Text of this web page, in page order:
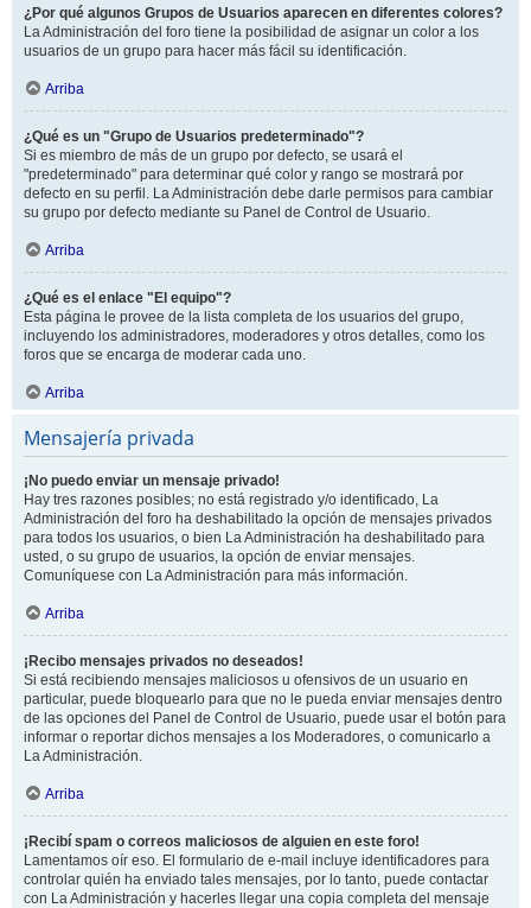
¿Por qué algunos Grupos de Usuarios aparecen en diferentes colores?
La Administración del foro tiene la posibilidad de asignar un color a los
usuarios de un grupo para hacer más fácil su identificación.
Arriba
¿Qué es un "Grupo de Usuarios predeterminado"?
Si es miembro de más de un grupo por defecto, se usará el
"predeterminado" para determinar qué color y rango se mostrará por
defecto en su perfil. La Administración debe darle permisos para cambiar
su grupo por defecto mediante su Panel de Control de Usuario.
Arriba
¿Qué es el enlace "El equipo"?
Esta página le provee de la lista completa de los usuarios del grupo,
incluyendo los administradores, moderadores y otros detalles, como los
foros que se encarga de moderar cada uno.
Arriba
Mensajería privada
¡No puedo enviar un mensaje privado!
Hay tres razones posibles; no está registrado y/o identificado, La
Administración del foro ha deshabilitado la opción de mensajes privados
para todos los usuarios, o bien La Administración ha deshabilitado para
usted, o su grupo de usuarios, la opción de enviar mensajes.
Comuníquese con La Administración para más información.
Arriba
¡Recibo mensajes privados no deseados!
Si está recibiendo mensajes maliciosos u ofensivos de un usuario en
particular, puede bloquearlo para que no le pueda enviar mensajes dentro
de las opciones del Panel de Control de Usuario, puede usar el botón para
informar o reportar dichos mensajes a los Moderadores, o comunicarlo a
La Administración.
Arriba
¡Recibí spam o correos maliciosos de alguien en este foro!
Lamentamos oír eso. El formulario de e-mail incluye identificadores para
controlar quién ha enviado tales mensajes, por lo tanto, puede contactar
con La Administración y hacerles llegar una copia completa del mensaje